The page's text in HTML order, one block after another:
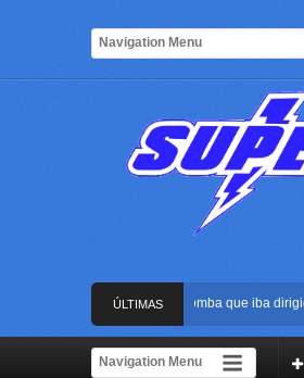
ÚLTIMAS
NOTICIAS
Frustran atentado con bus bomba que iba
La Arena USC será el escenario de la posesión